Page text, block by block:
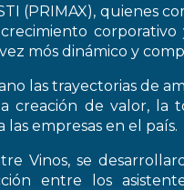
(PRIMAX), quienes
mós dinámico y
las trayectorias de
creación de valor, la
empresas en el país.
Vinos, se
entre los